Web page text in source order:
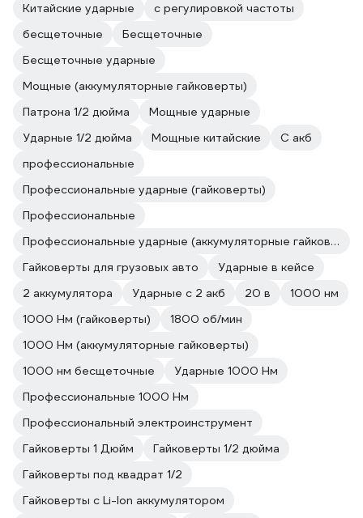
Китайские ударные
с регулировкой частоты
бесщеточные
Бесщеточные
Бесщеточные ударные
Мощные (аккумуляторные гайковерты)
Патрона 1/2 дюйма
Мощные ударные
Ударные 1/2 дюйма
Мощные китайские
С акб
профессиональные
Профессиональные ударные (гайковерты)
Профессиональные
Профессиональные ударные (аккумуляторные гайковерты)
Гайковерты для грузовых авто
Ударные в кейсе
2 аккумулятора
Ударные с 2 акб 20 в
1000 нм
1000 Нм (гайковерты)
1800 об/мин
1000 Нм (аккумуляторные гайковерты)
1000 нм бесщеточные
Ударные 1000 Нм
Профессиональные 1000 Нм
Профессиональный электроинструмент
Гайковерты 1 Дюйм
Гайковерты 1/2 дюйма
Гайковерты под квадрат 1/2
Гайковерты с Li-Ion аккумулятором